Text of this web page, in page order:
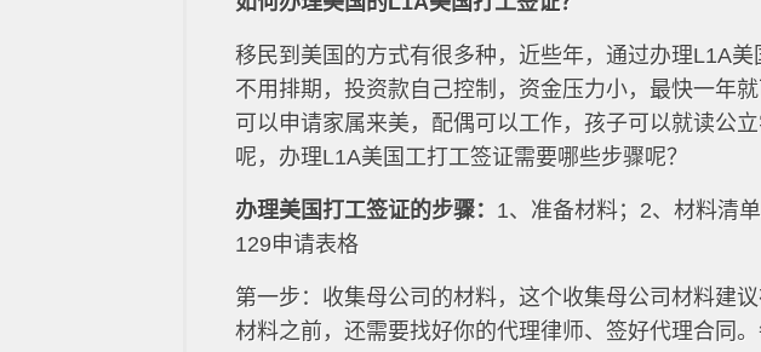
移民到美国的方式有很多种，近些年，通过办理L1A
不用排期，投资款自己控制，资金压力小，最快一年
可以申请家属来美，配偶可以工作，孩子可以就读公
呢，办理L1A美国工打工签证需要哪些步骤呢？
办理美国打工签证的步骤： 1、准备材料；2、材料清
129申请表格
第一步：收集母公司的材料，这个收集母公司材料建
材料之前，还需要找好你的代理律师、签好代理合同